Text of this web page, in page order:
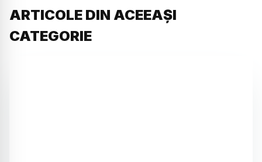
ARTICOLE DIN ACEEAȘI
CATEGORIE